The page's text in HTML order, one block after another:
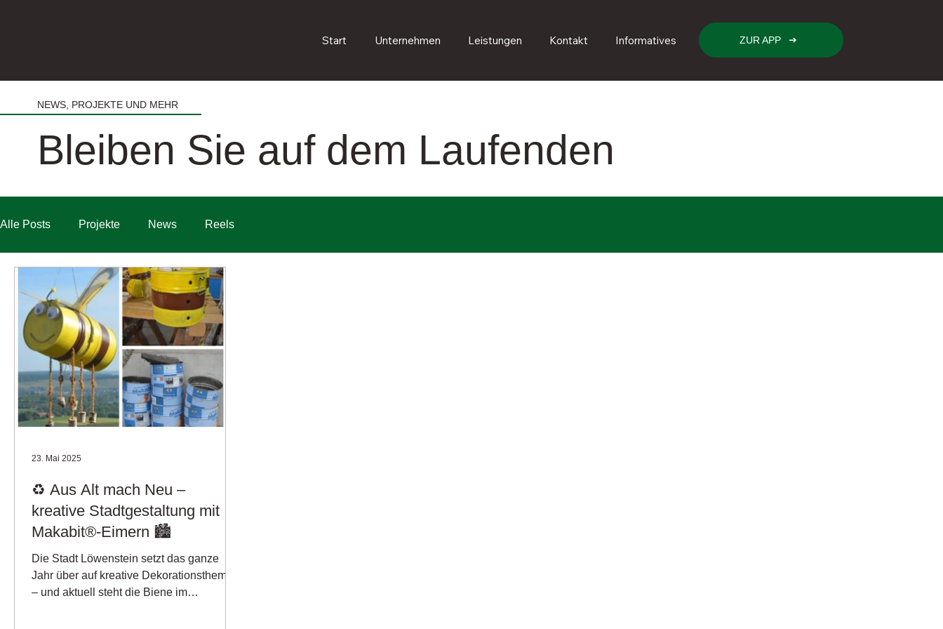
Start Unternehmen Leistungen Kontakt Informatives ZUR APP
NEWS, PROJEKTE UND MEHR
Bleiben Sie auf dem Laufenden
Alle Posts Projekte News Reels
♻️ Aus Alt mach Neu –
kreative Stadtgestaltung mit
Makabit®-Eimern 🏙️
Die Stadt Löwenstein setzt das ganze
Jahr über auf kreative Dekorationsthemen
– und aktuell steht die Biene im
23. Mai 2025